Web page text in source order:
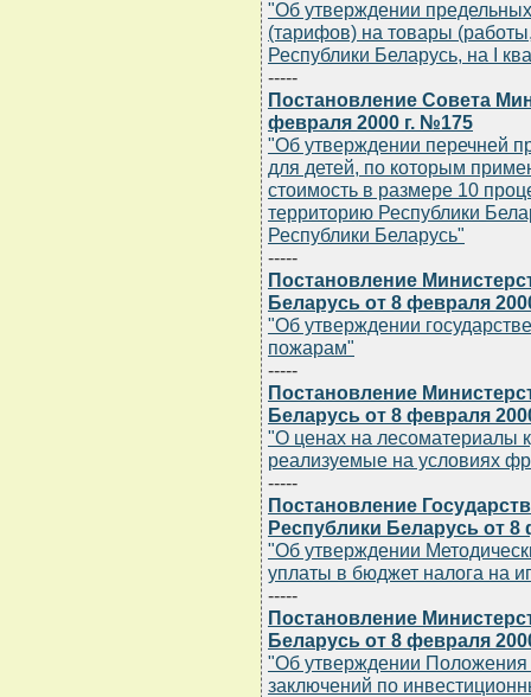
"Об утверждении
(тарифов) на товары
Республики Беларусь, на I
-----
Постановление Совета
февраля 2000 г. №175
"Об утверждении перечней
для детей, по которым
стоимость в размере 10
территорию Республики
Республики Беларусь"
-----
Постановление
Беларусь от 8 февраля
"Об утверждении
пожарам"
-----
Постановление
Беларусь от 8 февраля
"О ценах на лесоматериалы
реализуемые на условиях
-----
Постановление
Республики Беларусь от 8
"Об утверждении
уплаты в бюджет налога на
-----
Постановление
Беларусь от 8 февраля
"Об утверждении Положения
заключений по